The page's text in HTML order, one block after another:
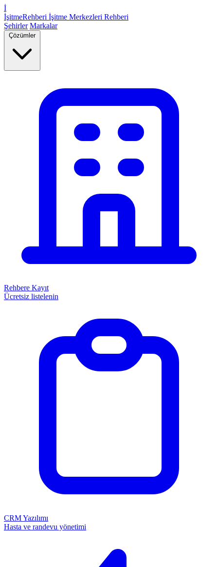
İ
İşitmeRehberi İşitme Merkezleri Rehberi
Şehirler Markalar
Çözümler
Rehbere Kayıt
Ücretsiz listelenin
CRM Yazılımı
Hasta ve randevu yönetimi